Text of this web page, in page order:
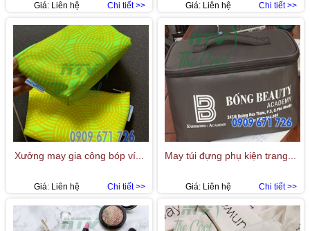
Chi tiết >>
Giá: Liên hệ Chi tiết >>
Giá: Liên hệ
Xưởng may gia công bóp ví...
Chi tiết >>
Giá: Liên hệ
May túi đựng phụ kiện trang...
Chi tiết >>
Giá: Liên hệ